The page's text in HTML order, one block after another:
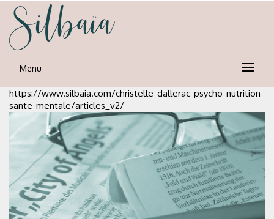
Skip
content
silbaia
Menu
https://www.silbaia.com/christelle-dallerac-psycho-nutrition-
sante-mentale/articles_v2/